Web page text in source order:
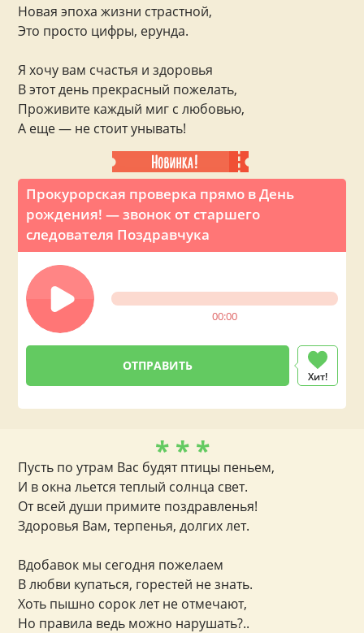
Прокурорская проверка прямо в День
рождения! — звонок от старшего
следователя Поздравчука
00:00
Хит!
Новая эпоха жизни страстной,
Это просто цифры, ерунда.
Я хочу вам счастья и здоровья
В этот день прекрасный пожелать,
Проживите каждый миг с любовью,
А еще — не стоит унывать!
* * *
Пусть по утрам Вас будят птицы пеньем,
И в окна льется теплый солнца свет.
От всей души примите поздравленья!
Здоровья Вам, терпенья, долгих лет.
Вдобавок мы сегодня пожелаем
В любви купаться, горестей не знать.
Хоть пышно сорок лет не отмечают,
Но правила ведь можно нарушать?..